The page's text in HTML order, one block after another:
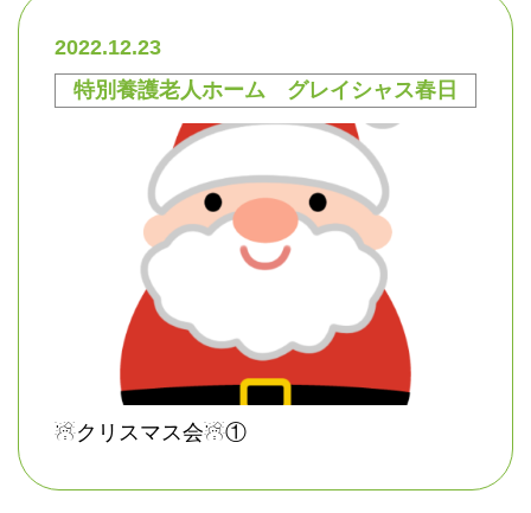
2022.12.23
特別養護老人ホーム グレイシャス春日
☃クリスマス会☃①